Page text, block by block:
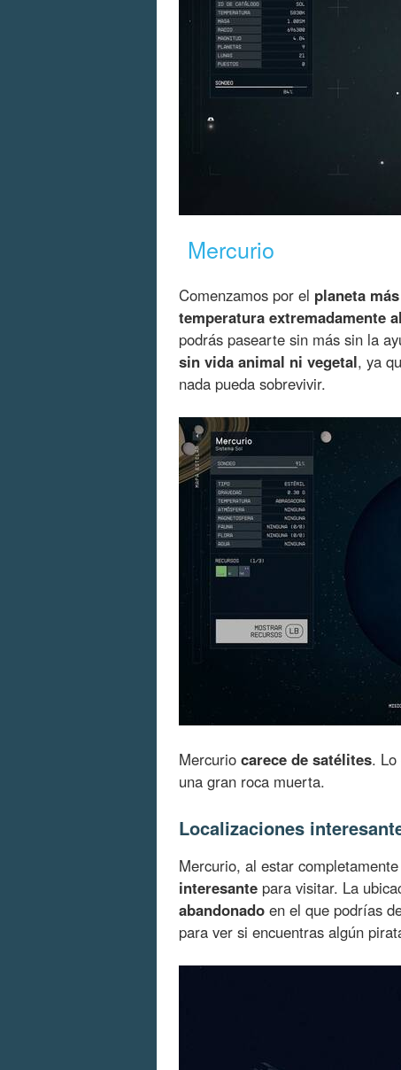
Mercurio
Comenzamos por el planeta
temperatura extremadamente
podrás pasearte sin más sin la
sin vida animal ni vegetal, ya
nada pueda sobrevivir.
Mercurio carece de satélites. Lo
una gran roca muerta.
Localizaciones
Mercurio, al estar
interesante para visitar. La
abandonado en el que podrías
para ver si encuentras algún